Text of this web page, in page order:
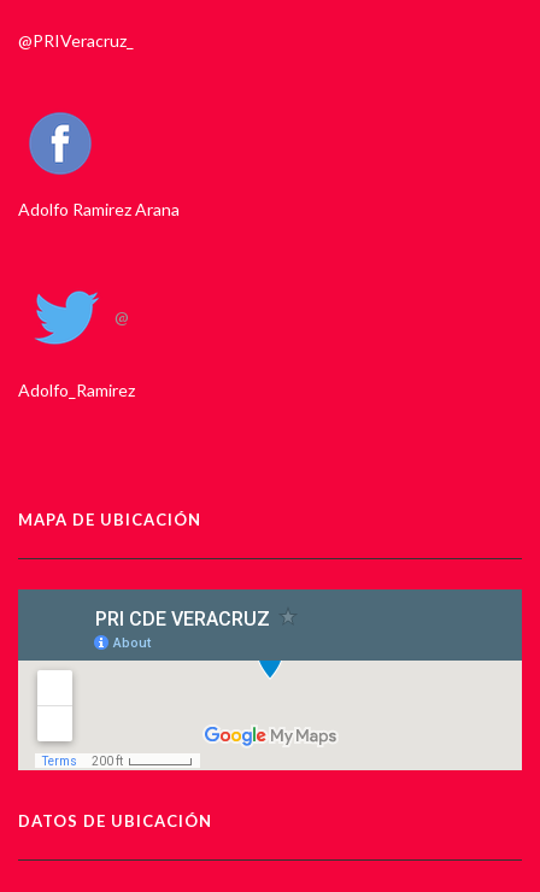
@PRIVeracruz_
Adolfo Ramirez Arana
@
Adolfo_Ramirez
MAPA DE UBICACIÓN
DATOS DE UBICACIÓN